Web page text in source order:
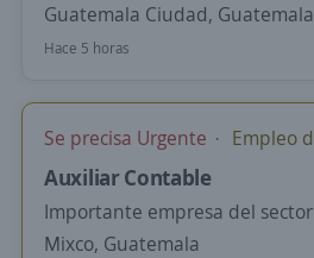
Guatemala Ciudad, Guatemala
Hace 5 horas
Se precisa Urgente Empleo
Auxiliar Contable
Importante empresa del sector
Mixco, Guatemala